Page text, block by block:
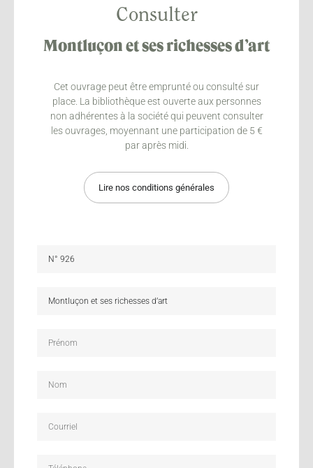
Consulter
Montluçon et ses richesses d’art
Cet ouvrage peut être emprunté ou consulté sur
place. La bibliothèque est ouverte aux personnes
non adhérentes à la société qui peuvent consulter
les ouvrages, moyennant une participation de 5 €
par après midi.
Lire nos conditions générales